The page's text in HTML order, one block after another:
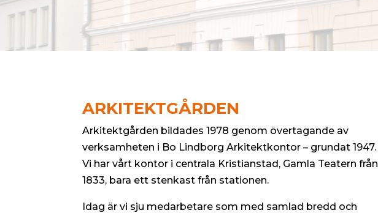
ARKITEKTGÅRDEN
Arkitektgården bildades 1978 genom övertagande av
verksamheten i Bo Lindborg Arkitektkontor – grundat 1947.
Vi har vårt kontor i centrala Kristianstad, Gamla Teatern från
1833, bara ett stenkast från stationen.
Idag är vi sju medarbetare som med samlad bredd och